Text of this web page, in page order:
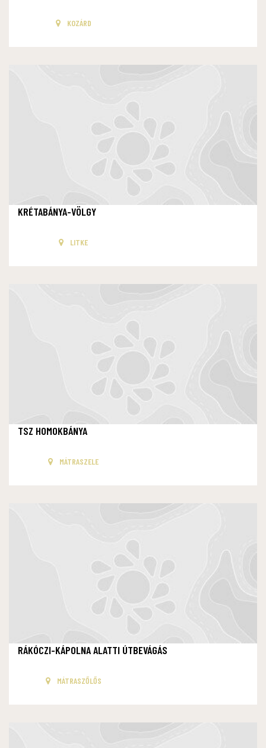
KOZÁRD
KRÉTABÁNYA-VÖLGY
LITKE
TSZ HOMOKBÁNYA
MÁTRASZELE
RÁKÓCZI-KÁPOLNA ALATTI ÚTBEVÁGÁS
MÁTRASZŐLŐS